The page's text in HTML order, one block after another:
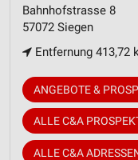
Bahnhofstrasse 8
57072 Siegen
Entfernung 413,72
ANGEBOTE &
ALLE C&A
ALLE C&A